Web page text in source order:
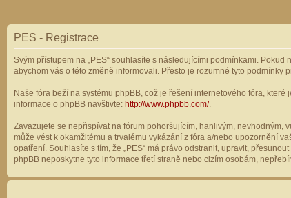
PES - Registrace
Svým přístupem na „PES“ souhlasíte s následujícími podmínkami.
abychom vás o této změně informovali. Přesto je rozumné tyto podmínky
Naše fóra beží na systému phpBB, což je řešení internetového fóra, které
informace o phpBB navštivte: http://www.phpbb.com/.
Zavazujete se nepřispívat na fórum pohoršujícím, hanlivým, nevhodným,
může vést k okamžitému a trvalému vykázání z fóra a/nebo upozornění
opatření. Souhlasíte s tím, že „PES“ má právo odstranit, upravit,
phpBB neposkytne tyto informace třetí straně nebo cizím osobám,